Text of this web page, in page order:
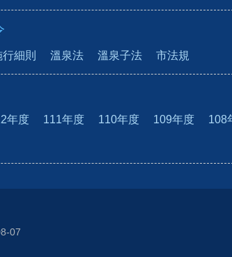
細則 溫泉法 溫泉子法 市法規
年度 111年度 110年度 109年度 108
07